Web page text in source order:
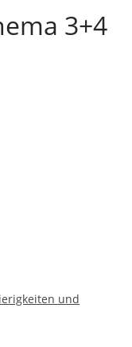
3+4
und